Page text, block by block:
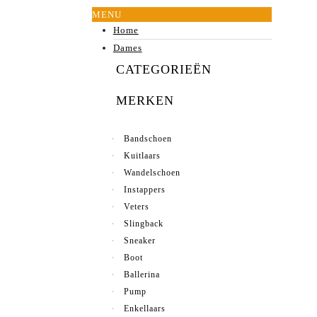
MENU
Home
Dames
CATEGORIEËN
MERKEN
Bandschoen
Kuitlaars
Wandelschoen
Instappers
Veters
Slingback
Sneaker
Boot
Ballerina
Pump
Enkellaars